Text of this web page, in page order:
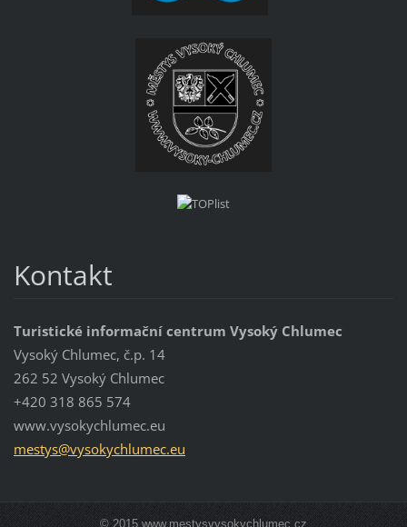
Kontakt
Turistické informační centrum Vysoký Chlumec
Vysoký Chlumec, č.p. 14
262 52 Vysoký Chlumec
+420 318 865 574
www.vysokychlumec.eu
mestys@vysokychlumec.eu
© 2015 www.mestysvysokychlumec.cz